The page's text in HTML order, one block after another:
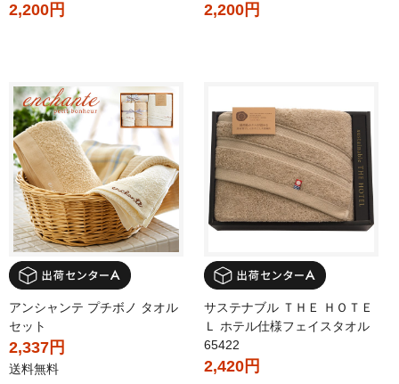
2,200円 2,200円
アンシャンテ プチボノ タオル
セット
2,337円
送料無料
サステナブル ＴＨＥ ＨＯＴＥ
Ｌ ホテル仕様フェイスタオル
65422
2,420円